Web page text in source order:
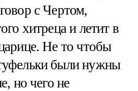
с Чертом,
хитреца и летит в
Не то чтобы
были нужны
но чего не